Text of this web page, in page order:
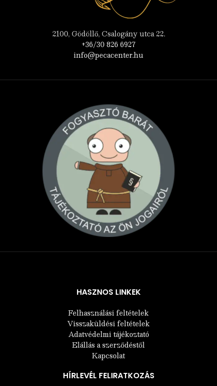
2100, Gödöllő, Csalogány utca 22.
+36/30 826 6927
info@pecacenter.hu
HASZNOS LINKEK
Felhasználási feltételek
Visszaküldési feltételek
Adatvédelmi tájékoztató
Elállás a szerződéstől
Kapcsolat
HÍRLEVÉL FELIRATKOZÁS